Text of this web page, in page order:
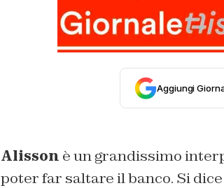
Aggiungi
Alisson è un grandissimo
poter far saltare il banco. Si